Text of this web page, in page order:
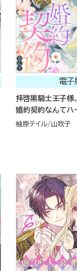
電子
拝啓黒騎士王子様
婚約契約なんてハ
す！（単話版）
柚原テイル 山吹子